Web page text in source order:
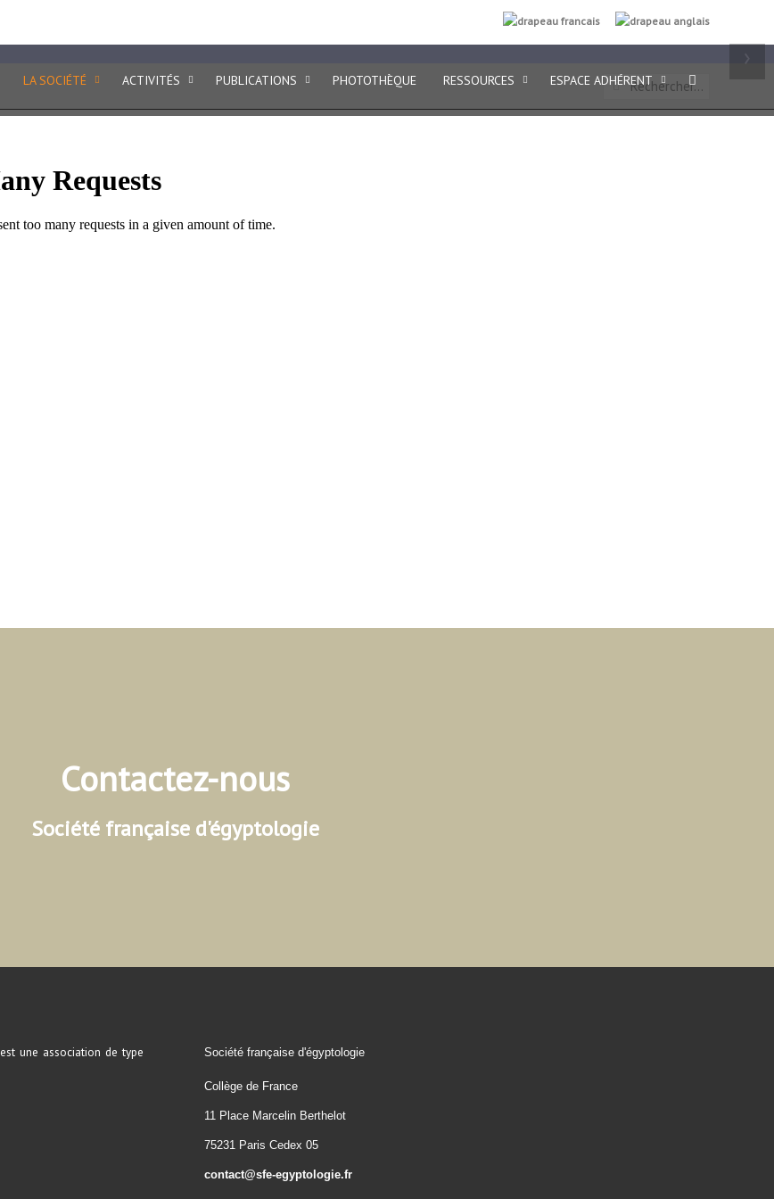
LA SOCIÉTÉ ACTIVITÉS PUBLICATIONS PHOTOTHÈQUE RESSOURCES ESPACE ADHÉRENT
›
Contactez-nous
Société française d'égyptologie
est une association de type
Société française d'égyptologie
Collège de France
11 Place Marcelin Berthelot
75231 Paris Cedex 05
contact@sfe-egyptologie.fr